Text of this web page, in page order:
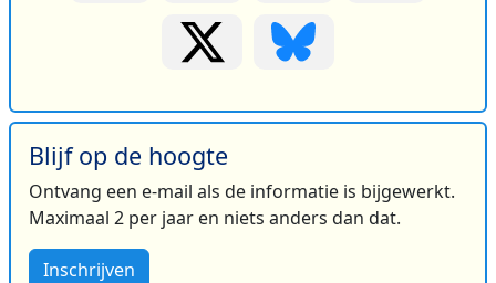
Blijf op de hoogte
Ontvang een e-mail als de informatie is bijgewerkt.
Maximaal 2 per jaar en niets anders dan dat.
Inschrijven